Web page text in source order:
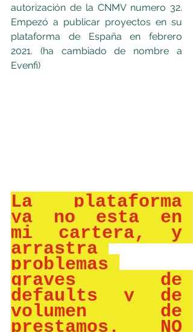
autorización de la CNMV numero 32.
Empezó a publicar proyectos en su
plataforma de España en febrero
2021. (ha cambiado de nombre a
Evenfi)
La plataforma
ya no esta en
mi cartera, y
arrastra
problemas
graves de
defaults y de
volumen de
prestamos. NO